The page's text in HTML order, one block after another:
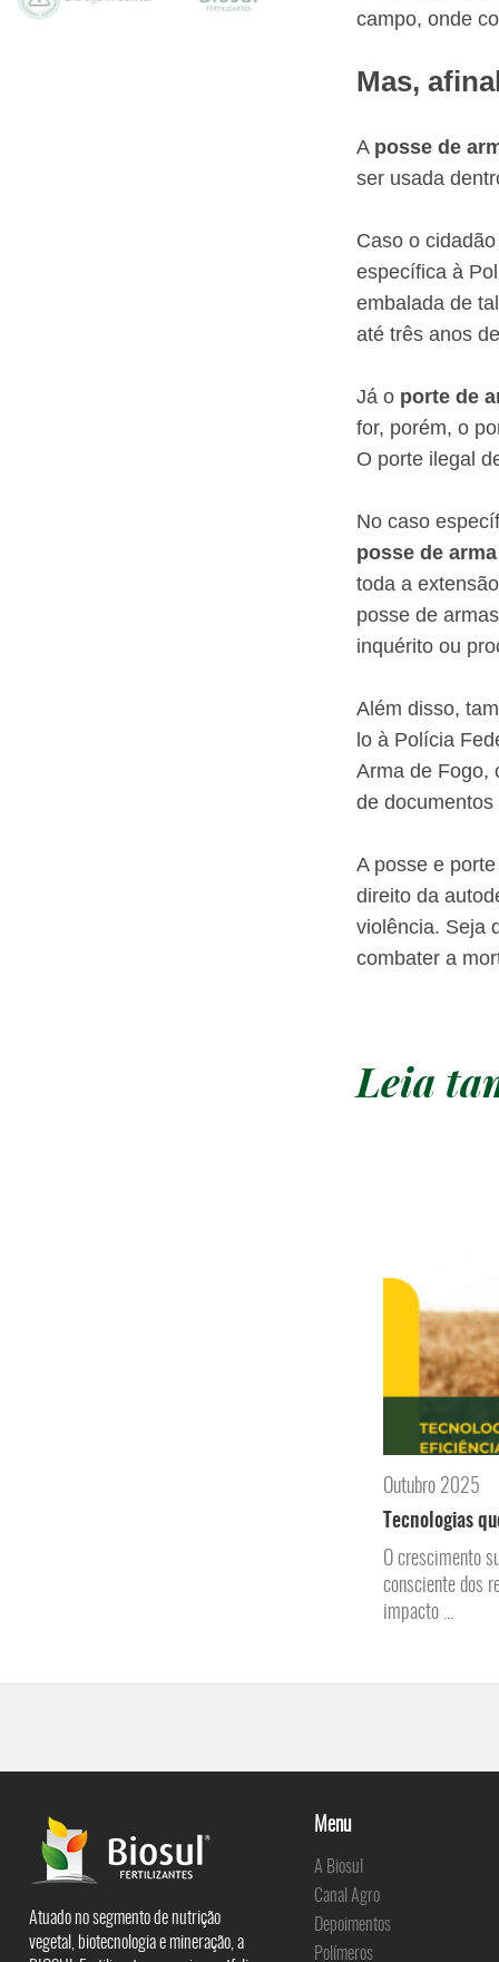
campo, onde
Mas,
A posse de
ser usada
Caso o
específica à
embalada de
até três anos
Já o porte de
for, porém, o
O porte ilegal
No caso
posse de
toda a
posse de
inquérito ou
Além disso,
lo à Polícia
Arma de Fogo,
de
A posse e
direito da
violência. Seja
combater a
Leia
Outubro 2025
Tecnologias
O crescimento
consciente dos
impacto ...
Atuado no segmento de nutrição
vegetal, biotecnologia e mineração, a
Menu
A Biosul
Canal Agro
Depoimentos
Polímeros